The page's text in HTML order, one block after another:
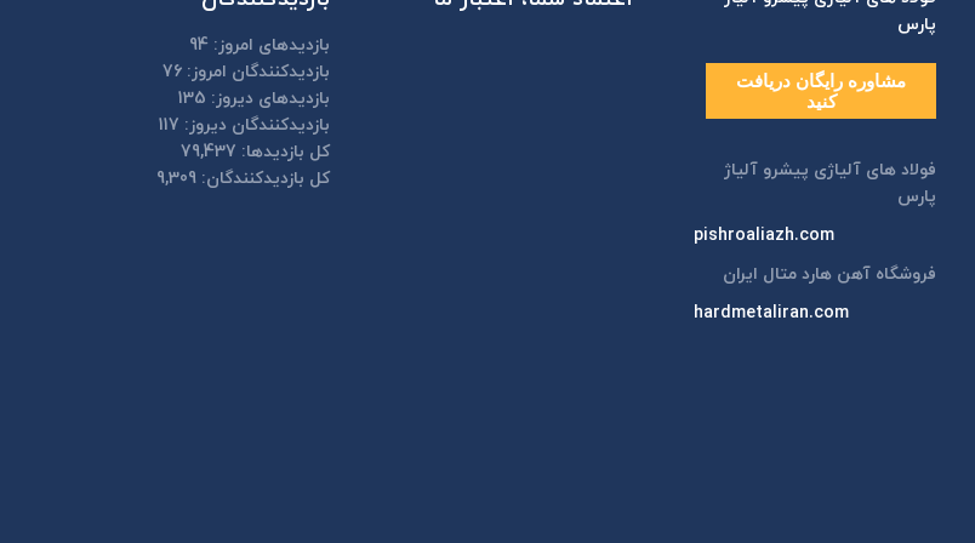
پارس
مشاوره رایگان دریافت
کنید
فولاد های آلیاژی پیشرو آلیاژ
پارس
pishroaliazh.com
فروشگاه آهن هارد متال ایران
hardmetaliran.com
بازدیدهای امروز: 94
بازدیدکنندگان امروز: 76
بازدیدهای دیروز: 135
بازدیدکنندگان دیروز: 117
کل بازدیدها: 79,437
کل بازدیدکنند‌گان: 9,309